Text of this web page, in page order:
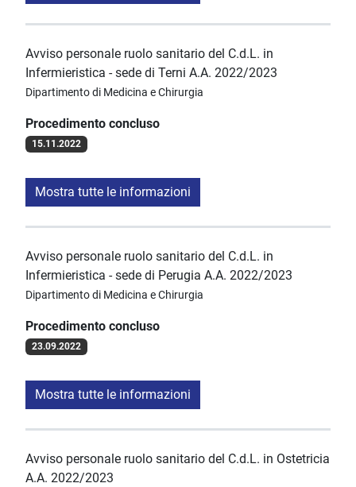
Avviso personale ruolo sanitario del C.d.L. in
Infermieristica - sede di Terni A.A. 2022/2023
Dipartimento di Medicina e Chirurgia
Procedimento concluso
15.11.2022
Mostra tutte le informazioni
Avviso personale ruolo sanitario del C.d.L. in
Infermieristica - sede di Perugia A.A. 2022/2023
Dipartimento di Medicina e Chirurgia
Procedimento concluso
23.09.2022
Mostra tutte le informazioni
Avviso personale ruolo sanitario del C.d.L. in Ostetricia
A.A. 2022/2023